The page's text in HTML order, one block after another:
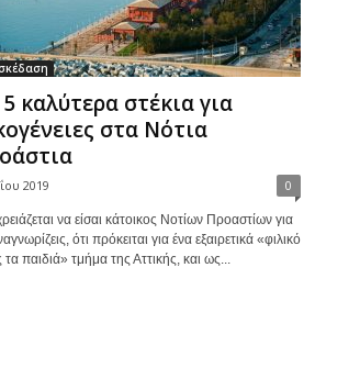
καλύτερα στέκια για
στα Νότια
2019 0
να είσαι κάτοικος Νοτίων Προαστίων για
ότι πρόκειται για ένα εξαιρετικά «φιλικό
παιδιά» τμήμα της Αττικής, και ως...